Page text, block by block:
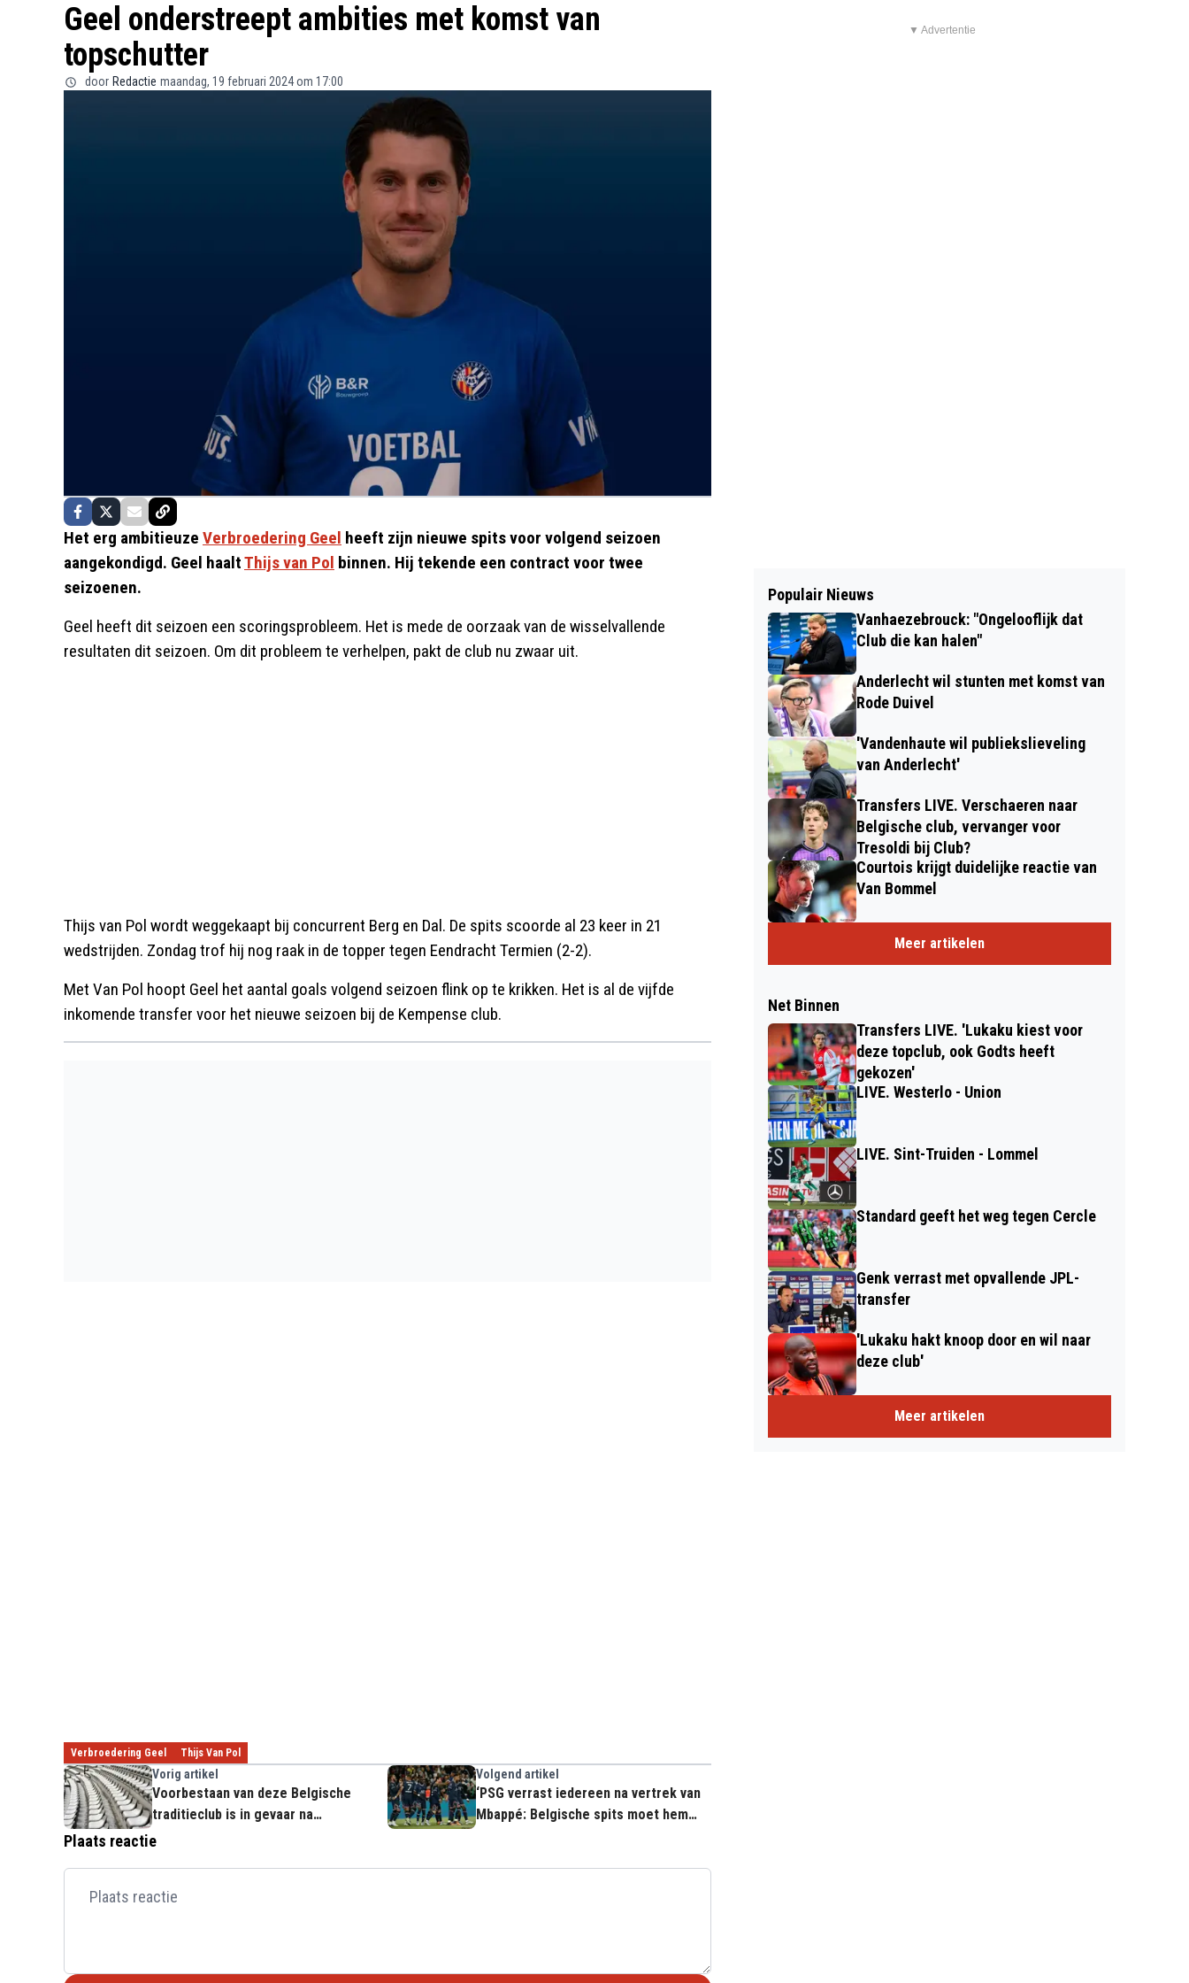
Geel onderstreept ambities met komst van
topschutter
door Redactie maandag, 19 februari 2024 om 17:00
Het erg ambitieuze Verbroedering Geel heeft zijn nieuwe spits voor volgend seizoen
aangekondigd. Geel haaltThijs van Pol binnen. Hij tekende een contract voor twee
seizoenen.
Geel heeft dit seizoen een scoringsprobleem. Het is mede de oorzaak van de wisselvallende
resultaten dit seizoen. Om dit probleem te verhelpen, pakt de club nu zwaar uit.
Thijs van Pol wordt weggekaapt bij concurrent Berg en Dal. De spits scoorde al 23 keer in 21
wedstrijden. Zondag trof hij nog raak in de topper tegen Eendracht Termien (2-2).
Met Van Pol hoopt Geel het aantal goals volgend seizoen flink op te krikken. Het is al de vijfde
inkomende transfer voor het nieuwe seizoen bij de Kempense club.
Verbroedering Geel Thijs Van Pol
Vorig artikel
Voorbestaan van deze Belgische
traditieclub is in gevaar na
wantoestanden
Volgend artikel
‘PSG verrast iedereen na vertrek van
Mbappé: Belgische spits moet hem
Plaats reactie
▼ Advertentie
Populair Nieuws
Vanhaezebrouck: "Ongelooflijk dat
Club die kan halen"
Anderlecht wil stunten met komst van
Rode Duivel
'Vandenhaute wil publiekslieveling
van Anderlecht'
Transfers LIVE. Verschaeren naar
Belgische club, vervanger voor
Tresoldi bij Club?
Courtois krijgt duidelijke reactie van
Van Bommel
Meer artikelen
Net Binnen
Transfers LIVE. 'Lukaku kiest voor
deze topclub, ook Godts heeft
gekozen'
LIVE. Westerlo - Union
LIVE. Sint-Truiden - Lommel
Standard geeft het weg tegen Cercle
Genk verrast met opvallende JPL-
transfer
'Lukaku hakt knoop door en wil naar
deze club'
Meer artikelen